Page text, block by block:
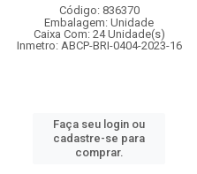
Código: 836370
Embalagem: Unidade
Caixa Com: 24 Unidade(s)
Inmetro: ABCP-BRI-0404-2023-16
Faça seu login ou
cadastre-se para
comprar.